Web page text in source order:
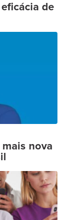
de
nova